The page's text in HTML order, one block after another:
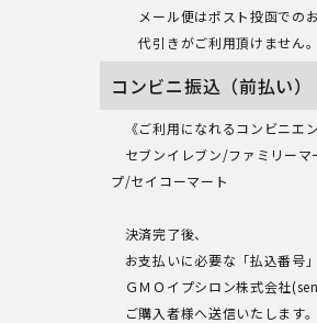
メール便はポスト投函でのお
代引きがご利用頂けません。
コンビニ振込（前払い）
《ご利用になれるコンビニエ
セブンイレブン/ファミリーマ
プ/セイコーマート
決済完了後、
お支払いに必要な「払込番号
ＧＭＯイプシロン株式会社
ご購入者様へ送信いたします。